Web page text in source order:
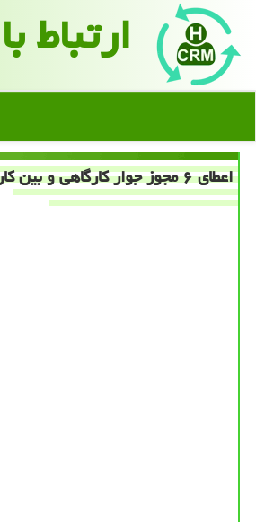
ارتباط
اعطای ۶ مجوز جوار كارگاهی و بین كارگاهی در فنی و حرفه ای تهران